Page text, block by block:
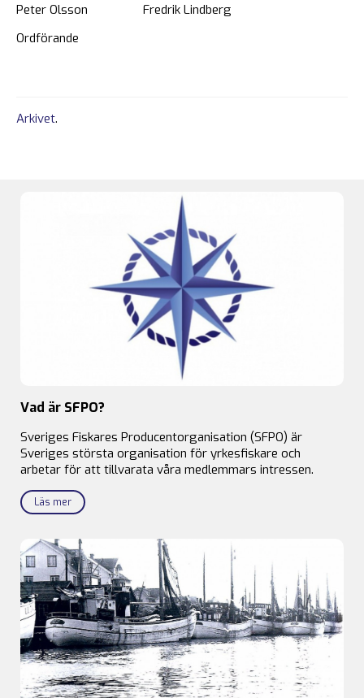
Peter Olsson Fredrik Lindberg
Ordförande
Arkivet.
Vad är SFPO?
Sveriges Fiskares Producentorganisation (SFPO) är
Sveriges största organisation för yrkesfiskare och
arbetar för att tillvarata våra medlemmars intressen.
Läs mer